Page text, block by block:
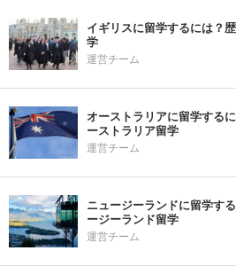
イギリスに留学するには？
学
運営チーム
オーストラリアに留学する
ーストラリア留学
運営チーム
ニュージーランドに留学す
ージーランド留学
運営チーム